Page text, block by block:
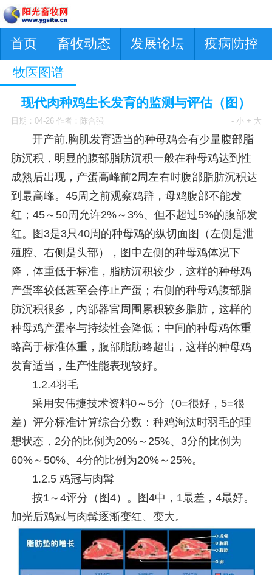
首页 畜牧动态 发展论坛 疫病防控
牧医图谱
现代肉种鸡生长发育的监测与评估（图）
日期：04-26 作者：陈合强 - 小 + 大
开产前,胸肌发育适当的种母鸡会有少量腹部脂
肪沉积，明显的腹部脂肪沉积一般在种母鸡达到性
成熟后出现，产蛋高峰前2周左右时腹部脂肪沉积达
到最高峰。45周之前观察鸡群，母鸡腹部不能发
红；45～50周允许2%～3%、但不超过5%的腹部发
红。图3是3只40周的种母鸡的纵切面图（左侧是泄
殖腔、右侧是头部），图中左侧的种母鸡体况下
降，体重低于标准，脂肪沉积较少，这样的种母鸡
产蛋率较低甚至会停止产蛋；右侧的种母鸡腹部脂
肪沉积很多，内部器官周围累积较多脂肪，这样的
种母鸡产蛋率与持续性会降低；中间的种母鸡体重
略高于标准体重，腹部脂肪略超出，这样的种母鸡
发育适当，生产性能表现较好。
1.2.4羽毛
采用安伟捷技术资料0～5分（0=很好，5=很
差）评分标准计算综合分数：种鸡淘汰时羽毛的理
想状态，2分的比例为20%～25%、3分的比例为
60%～50%、4分的比例为20%～25%。
1.2.5 鸡冠与肉髯
按1～4评分（图4）。图4中，1最差，4最好。
加光后鸡冠与肉髯逐渐变红、变大。